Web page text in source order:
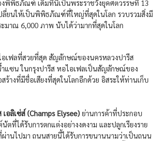
พิพิธภัณฑ์ เดิมที่นี่เป็นพระราชวังยุคศตวรรษที่ 13
ลี่ยนให้เป็นพิพิธภัณฑ์ที่ใหญ่ที่สุดในโลก รวบรวมสิ่งมี
มาณ 6,000 ภาพ นับได้ว่ามากที่สุดในโลก
เฟลที่สวยที่สุด สัญลักษณ์ของนครหลวงปารีส
แซน ในกรุงปารีส หอไอเฟลเป็นสัญลักษณ์ของ
างที่มีชื่อเสียงที่สุดในโลกอีกด้วย อิสระให้ท่านเก็บ
อลิเซ่ส์ (Champs Elysee) ย่านการค้าที่ประกอบ
ตที่ได้รับการตกแต่งอย่างงดงาม และปลูกเรียงราย
านไปมา ถนนสายนี้ได้รับการขนานนามว่าเป็นถนน